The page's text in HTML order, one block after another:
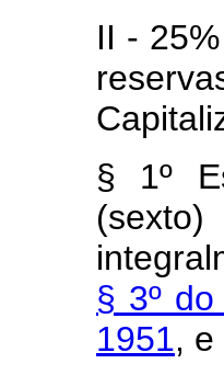
II -
§ 1º
§ 3º
1951,